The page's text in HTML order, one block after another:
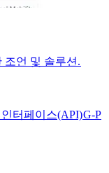
조언 및 솔루션.​​
터페이스(API)​​G-P